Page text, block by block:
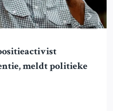
meldt politieke